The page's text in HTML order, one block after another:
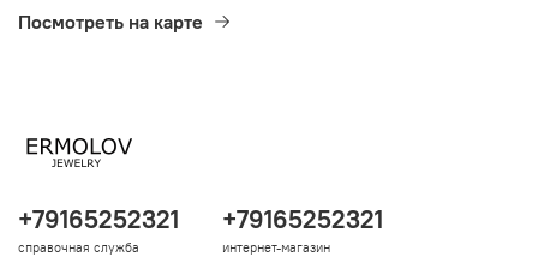
Посмотреть на карте
+79165252321
справочная служба
+79165252321
интернет-магазин